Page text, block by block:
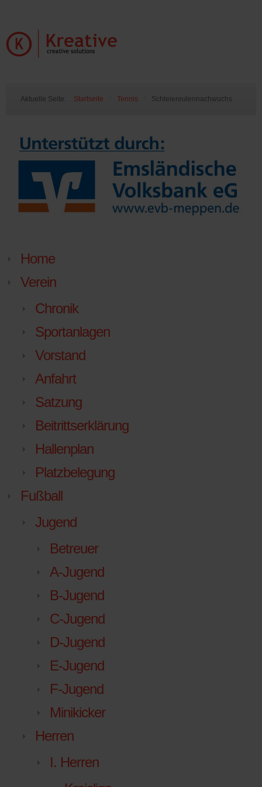
Aktuelle Seite: Startseite Tennis Schleiereulennachwuchs
Home
Verein
Chronik
Sportanlagen
Vorstand
Anfahrt
Satzung
Beitrittserklärung
Hallenplan
Platzbelegung
Fußball
Jugend
Betreuer
A-Jugend
B-Jugend
C-Jugend
D-Jugend
E-Jugend
F-Jugend
Minikicker
Herren
I. Herren